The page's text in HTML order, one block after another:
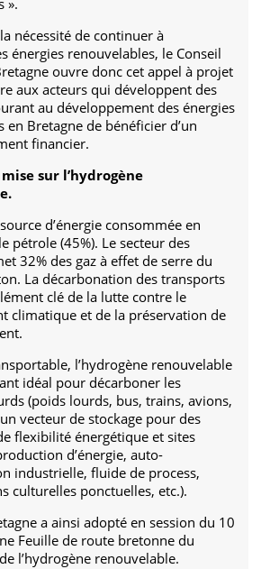
».
nécessité de continuer à
énergies renouvelables, le Conseil
ouvre donc cet appel à projet
aux acteurs qui développent des
au développement des énergies
en Bretagne de bénéficier d’un
financier.
sur l’hydrogène
d’énergie consommée en
pétrole (45%). Le secteur des
32% des gaz à effet de serre du
La décarbonation des transports
clé de la lutte contre le
climatique et de la préservation de
l’hydrogène renouvelable
idéal pour décarboner les
(poids lourds, bus, trains, avions,
vecteur de stockage pour des
flexibilité énergétique et sites
d’énergie, auto-
industrielle, fluide de process,
culturelles ponctuelles, etc.).
a ainsi adopté en session du 10
Feuille de route bretonne du
l’hydrogène renouvelable.